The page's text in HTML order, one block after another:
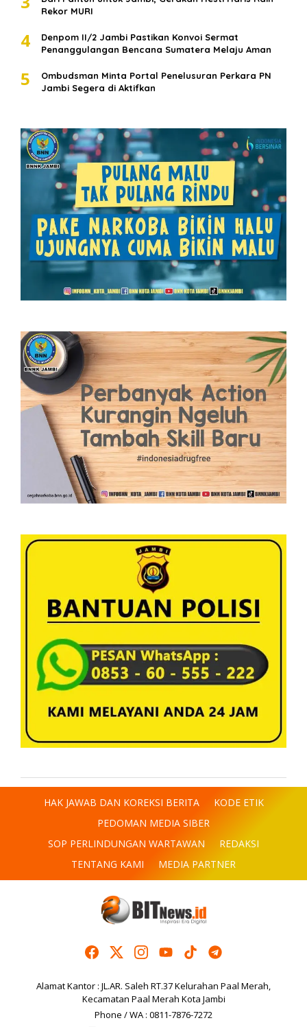
Rekor MURI
4
Denpom II/2 Jambi Pastikan Konvoi Sermat
Penanggulangan Bencana Sumatera Melaju Aman
5
Ombudsman Minta Portal Penelusuran Perkara PN
Jambi Segera di Aktifkan
HAK JAWAB DAN KOREKSI BERITA
KODE ETIK
PEDOMAN MEDIA SIBER
SOP PERLINDUNGAN WARTAWAN
REDAKSI
TENTANG KAMI
MEDIA PARTNER
Alamat Kantor : JL.AR. Saleh RT.37 Kelurahan Paal Merah,
Kecamatan Paal Merah Kota Jambi
Phone / WA : 0811-7876-7272